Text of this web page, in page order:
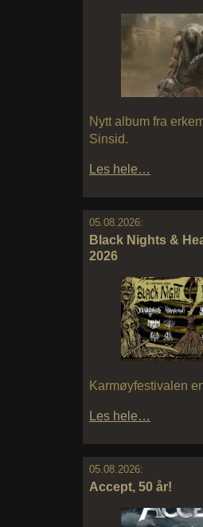
Nytt album fra
Sinsid.
Les hele…
05.08.2026:
Black Nights &
2026
Karmøyfestivalen
Les hele…
05.08.2026:
Accept, 50 år!